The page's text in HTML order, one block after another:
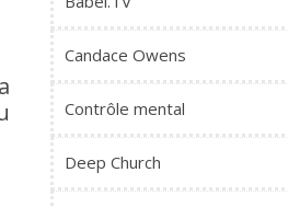
Candace Owens
Contrôle mental
Deep Church